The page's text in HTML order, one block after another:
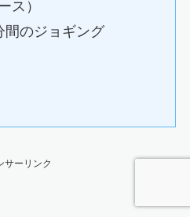
ス）
間のジョギング
サーリンク